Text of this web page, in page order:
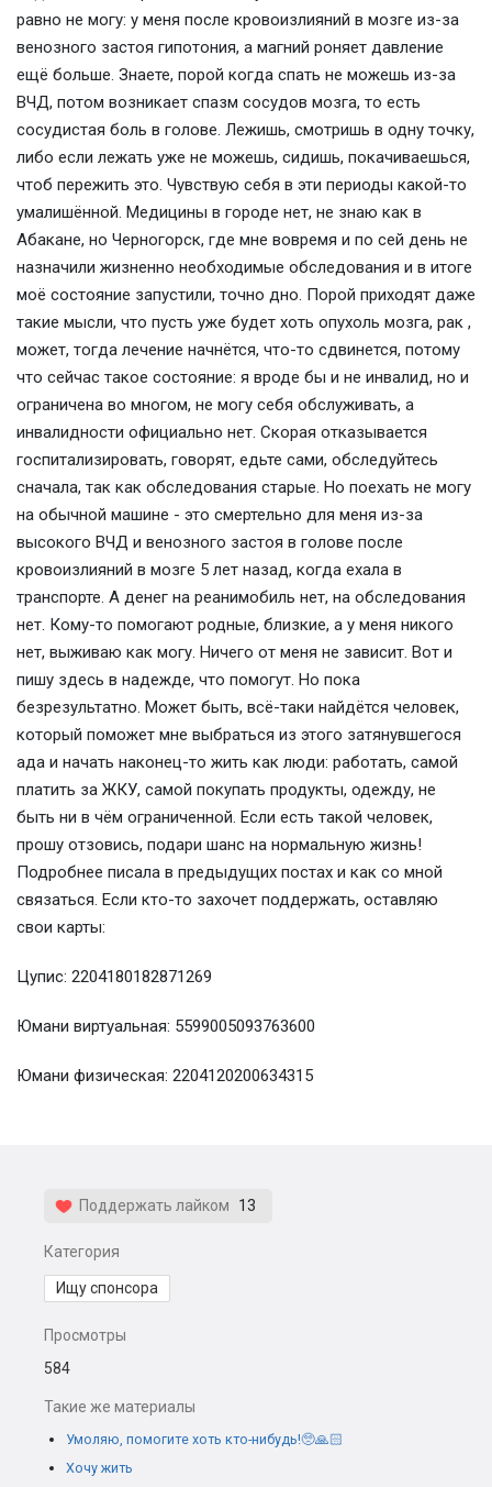
равно не могу: у меня после кровоизлияний в мозге из-за
венозного застоя гипотония, а магний роняет давление
ещё больше. Знаете, порой когда спать не можешь из-за
ВЧД, потом возникает спазм сосудов мозга, то есть
сосудистая боль в голове. Лежишь, смотришь в одну точку,
либо если лежать уже не можешь, сидишь, покачиваешься,
чтоб пережить это. Чувствую себя в эти периоды какой-то
умалишённой. Медицины в городе нет, не знаю как в
Абакане, но Черногорск, где мне вовремя и по сей день не
назначили жизненно необходимые обследования и в итоге
моё состояние запустили, точно дно. Порой приходят даже
такие мысли, что пусть уже будет хоть опухоль мозга, рак ,
может, тогда лечение начнётся, что-то сдвинется, потому
что сейчас такое состояние: я вроде бы и не инвалид, но и
ограничена во многом, не могу себя обслуживать, а
инвалидности официально нет. Скорая отказывается
госпитализировать, говорят, едьте сами, обследуйтесь
сначала, так как обследования старые. Но поехать не могу
на обычной машине - это смертельно для меня из-за
высокого ВЧД и венозного застоя в голове после
кровоизлияний в мозге 5 лет назад, когда ехала в
транспорте. А денег на реанимобиль нет, на обследования
нет. Кому-то помогают родные, близкие, а у меня никого
нет, выживаю как могу. Ничего от меня не зависит. Вот и
пишу здесь в надежде, что помогут. Но пока
безрезультатно. Может быть, всë-таки найдётся человек,
который поможет мне выбраться из этого затянувшегося
ада и начать наконец-то жить как люди: работать, самой
платить за ЖКУ, самой покупать продукты, одежду, не
быть ни в чëм ограниченной. Если есть такой человек,
прошу отзовись, подари шанс на нормальную жизнь!
Подробнее писала в предыдущих постах и как со мной
связаться. Если кто-то захочет поддержать, оставляю
свои карты:
Цупис: 2204180182871269
Юмани виртуальная: 5599005093763600
Юмани физическая: 2204120200634315
Поддержать лайком 13
Категория
Ищу спонсора
Просмотры
584
Такие же материалы
Умоляю, помогите хоть кто-нибудь!🥺🙏🏻
Хочу жить